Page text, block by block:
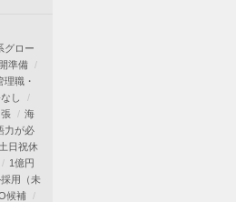
グロー
準備
理職・
し
海
力が必
土日祝休
1億円
用（未
候補